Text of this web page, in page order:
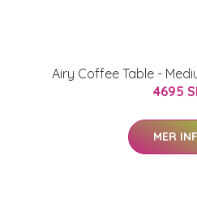
Airy Coffee Table -
4695
MER